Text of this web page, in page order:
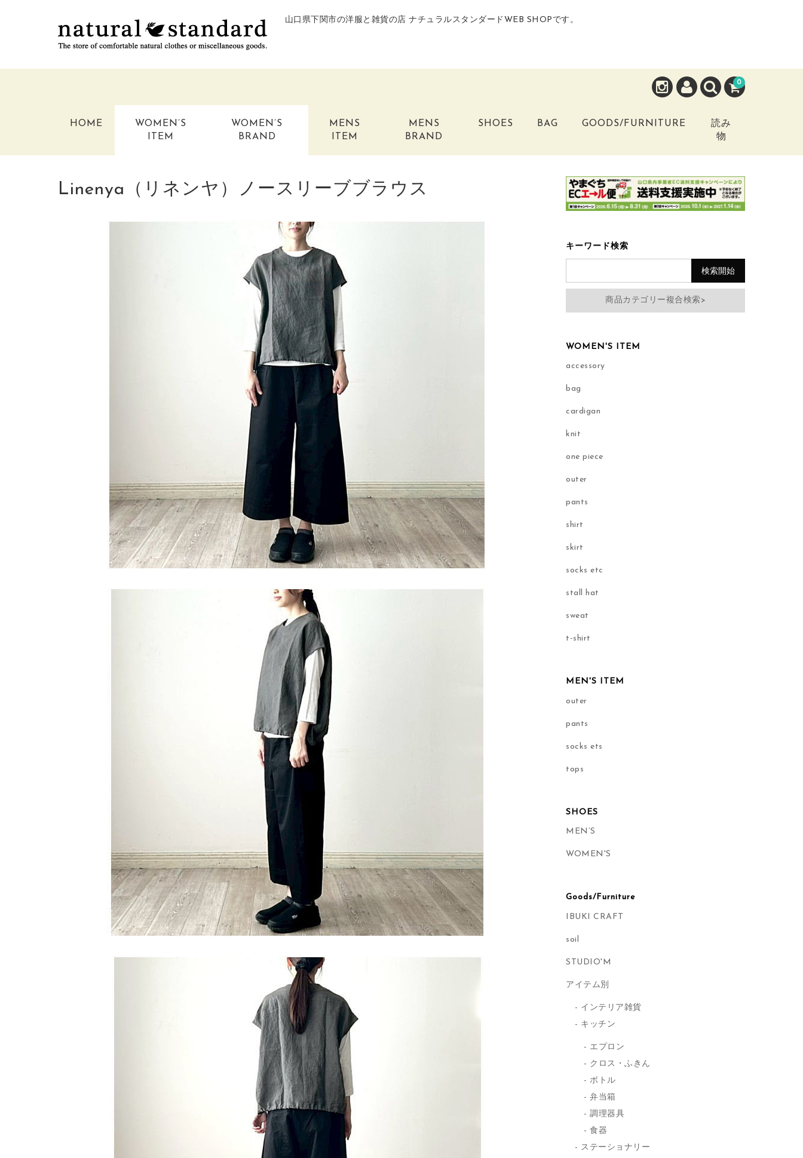
山口県下関市の洋服と雑貨の店 ナチュラルスタンダードWEB SHOPです。
0
HOME
WOMEN’S
ITEM
WOMEN’S
BRAND
MENS
ITEM
MENS
BRAND
SHOES BAG GOODS/FURNITURE
読み
物
Linenya（リネンヤ）ノースリーブブラウス
キーワード検索
商品カテゴリー複合検索>
WOMEN'S ITEM
accessory
bag
cardigan
knit
one piece
outer
pants
shirt
skirt
socks etc
stall hat
sweat
t-shirt
MEN'S ITEM
outer
pants
socks ets
tops
SHOES
MEN’S
WOMEN'S
Goods/Furniture
IBUKI CRAFT
soil
STUDIO'M
アイテム別
インテリア雑貨
キッチン
エプロン
クロス・ふきん
ボトル
弁当箱
調理器具
食器
ステーショナリー